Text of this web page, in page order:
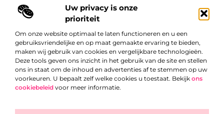
Uw privacy is onze
prioriteit
Om onze website optimaal te laten functioneren en u een
gebruiksvriendelijke en op maat gemaakte ervaring te bieden,
maken wij gebruik van cookies en vergelijkbare technologieën.
Deze tools geven ons inzicht in het gebruik van de site en stellen
ons in staat om de inhoud en advertenties af te stemmen op uw
voorkeuren. U bepaalt zelf welke cookies u toestaat. Bekijk ons
cookiebeleid voor meer informatie.
Top
De best gelezen stukken op een rij
Hoe je de ervaring met sporten optimaal maakt
Ouderwetse keukendeurtjes vervangen
Waar moet u airconditioning plaatsen voor het beste
rendement in Sint-Niklaas?
Lijkt een hond op zijn baas?